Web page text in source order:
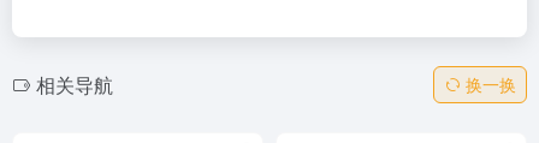
相关导航 换一换